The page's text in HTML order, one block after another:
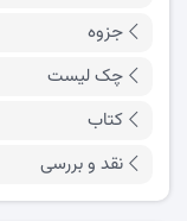
جزوه
چک لیست
کتاب
نقد و بررسی